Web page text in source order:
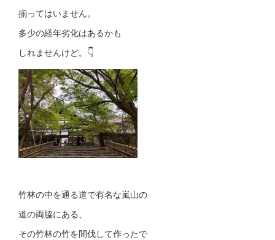
揃ってはいません。
多少の経年劣化はあるかも
しれませんけど。👇
竹林の中を通る道で有名な嵐山の
道の両脇にある、
その竹林の竹を間伐して作ったで